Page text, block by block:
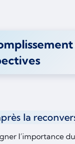
la
l’importance